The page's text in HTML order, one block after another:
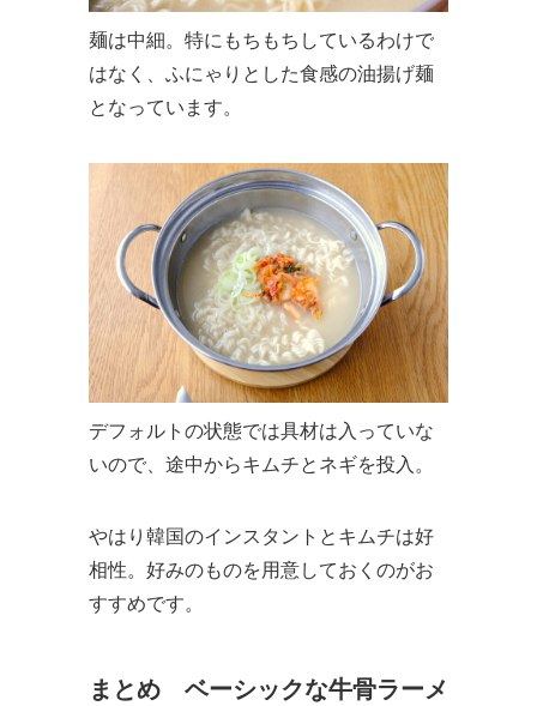
麺は中細。特にもちもちしているわけで
はなく、ふにゃりとした食感の油揚げ麺
となっています。
デフォルトの状態では具材は入っていな
いので、途中からキムチとネギを投入。
やはり韓国のインスタントとキムチは好
相性。好みのものを用意しておくのがお
すすめです。
まとめ ベーシックな牛骨ラーメ